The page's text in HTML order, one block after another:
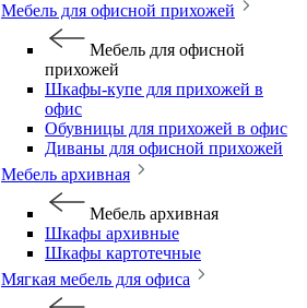
Мебель для офисной прихожей
Мебель для офисной
прихожей
Шкафы-купе для прихожей в
офис
Обувницы для прихожей в офис
Диваны для офисной прихожей
Мебель архивная
Мебель архивная
Шкафы архивные
Шкафы картотечные
Мягкая мебель для офиса